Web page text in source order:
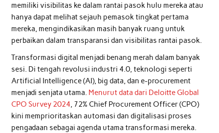
memiliki visibilitas ke dalam rantai pasok hulu mereka atau
hanya dapat melihat sejauh pemasok tingkat pertama
mereka, mengindikasikan masih banyak ruang untuk
perbaikan dalam transparansi dan visibilitas rantai pasok.
Transformasi digital menjadi benang merah dalam banyak
sesi. Di tengah revolusi industri 4.0, teknologi seperti
Artificial Intelligence (AI), big data, dan e-procurement
menjadi senjata utama. Menurut data dari Deloitte Global
CPO Survey 2024, 72% Chief Procurement Officer (CPO)
kini memprioritaskan automasi dan digitalisasi proses
pengadaan sebagai agenda utama transformasi mereka.